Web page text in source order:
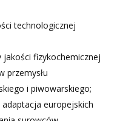
technologicznej
fizykochemicznej
przemysłu
i piwowarskiego;
europejskich